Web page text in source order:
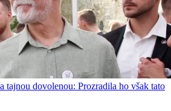
tajnou dovolenou: Prozradila ho však tato